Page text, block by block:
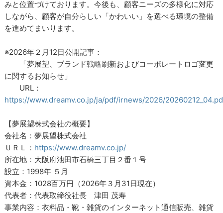
みと位置づけております。今後も、顧客ニーズの多様化に対応
しながら、顧客が自分らしい「かわいい」を選べる環境の整備
を進めてまいります。
※2026年２月12日公開記事：
「夢展望、ブランド戦略刷新およびコーポレートロゴ変更
に関するお知らせ」
URL：
https://www.dreamv.co.jp/ja/pdf/irnews/2026/
【夢展望株式会社の概要】
会社名：夢展望株式会社
ＵＲＬ： https://www.dreamv.co.jp/
所在地：大阪府池田市石橋三丁目２番１号
設立：1998年 ５月
資本金：1028百万円（2026年３月31日現在）
代表者：代表取締役社長 津田 茂寿
事業内容：衣料品・靴・雑貨のインターネット通信販売、雑貨